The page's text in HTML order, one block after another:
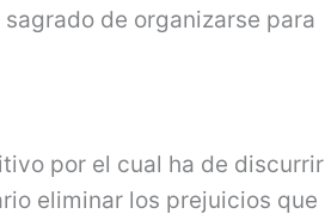
de organizarse para
por el cual ha de
eliminar los prejuicios que